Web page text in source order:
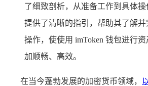
了细致剖析，从准备工作到具体
提供了清晰的指引，帮助其了解并
操作，使使用 imToken 钱包进行
加顺畅、高效。
在当今蓬勃发展的加密货币领域，